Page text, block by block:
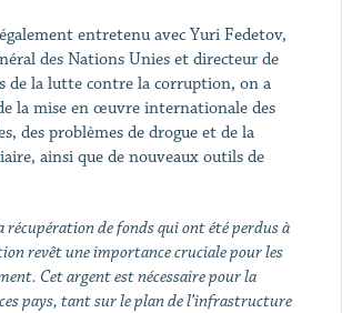
entretenu avec Yuri Fedetov,
des Nations Unies et directeur de
de la lutte contre la corruption, on a
la mise en œuvre internationale des
des problèmes de drogue et de la
ainsi que de nouveaux outils de
récupération de fonds qui ont été perdus à
revêt une importance cruciale pour les
Cet argent est nécessaire pour la
pays, tant sur le plan de l’infrastructure